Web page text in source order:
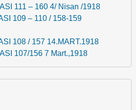
111 – 160 4/ Nisan /1918
109 – 110 / 158-159
108 / 157 14.MART.1918
107/156 7 Mart.,1918